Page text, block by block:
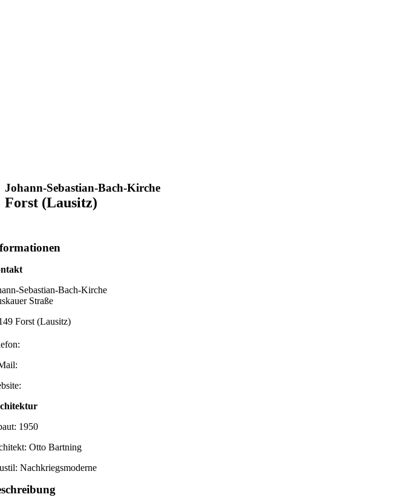
Johann-Sebastian-Bach-Kirche
Forst (Lausitz)
Sebastian-Bach-Kirche
Straße
Forst (Lausitz)
1950
Otto Bartning
Nachkriegsmoderne